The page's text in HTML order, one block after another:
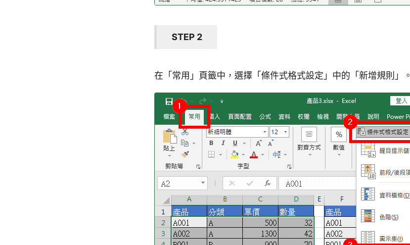
STEP 2
在「常用」頁籤中，選擇「條件式格式設定」中的「新增規則」。